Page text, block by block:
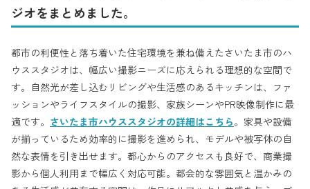
ジオをまとめました。
都市の利便性と落ち着いた住宅環境を兼ね備えたさいたま市のハ
ウススタジオは、幅広い撮影ニーズに応えられる理想的な空間で
す。自然光が差し込むリビングや生活感のあるキッチンは、ファ
ッションやライフスタイルの撮影、家族シーンやPR映像制作に最
適です。 さいたま市ハウススタジオの詳細はこちら。家具や設備
が揃っているため効率的に撮影を進められ、モデルや被写体の自
然な表情を引き出せます。都心からのアクセスも良好で、商業撮
影から個人利用まで幅広く対応可能。都会的な雰囲気と温かみの